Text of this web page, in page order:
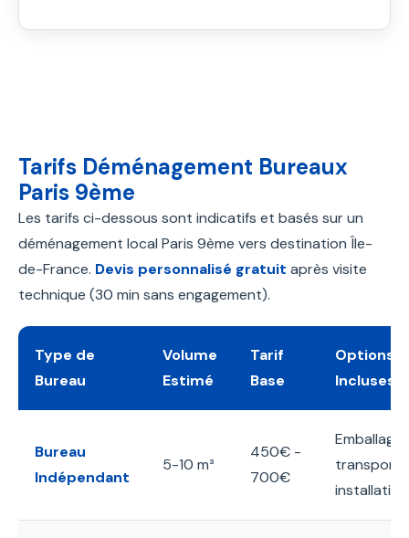
Tarifs Déménagement Bureaux
Paris 9ème
Les tarifs ci-dessous sont indicatifs et basés sur un
déménagement local Paris 9ème vers destination Île-
de-France. Devis personnalisé gratuit après visite
technique (30 min sans engagement).
Type de
Bureau
Volume
Estimé
Tarif
Base
Options
Incluses
Bureau
Indépendant
5-10 m³
450€ -
700€
Emballage,
transport,
installation